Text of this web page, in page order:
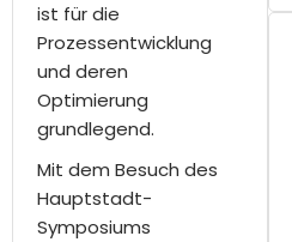
ist für die
Prozessentwicklung
und deren
Optimierung
grundlegend.
Mit dem Besuch des
Hauptstadt-
Symposiums